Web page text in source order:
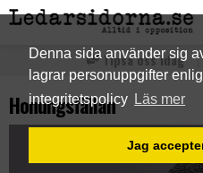
Denna sida använder sig
lagrar personuppgifter
integritetspolicy Läs mer
Jag
Tipsa oss idag
Honungsfällan